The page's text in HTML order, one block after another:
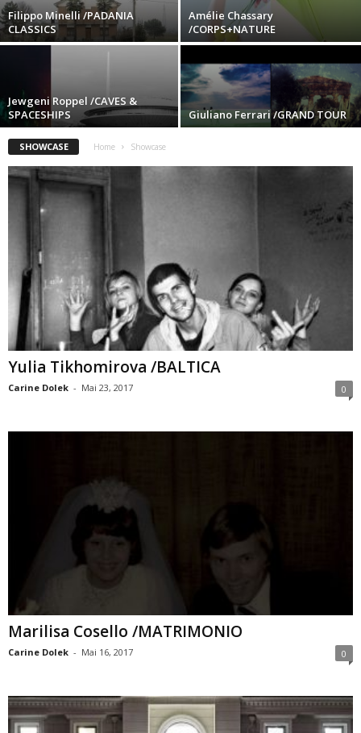
Filippo Minelli /PADANIA
CLASSICS
Amélie Chassary
/CORPS+NATURE
Jewgeni Roppel /CAVES &
SPACESHIPS
Giuliano Ferrari /GRAND TOUR
SHOWCASE Home Showcase
Yulia Tikhomirova /BALTICA
Carine Dolek - Mai 23, 2017 0
Marilisa Cosello /MATRIMONIO
Carine Dolek - Mai 16, 2017 0